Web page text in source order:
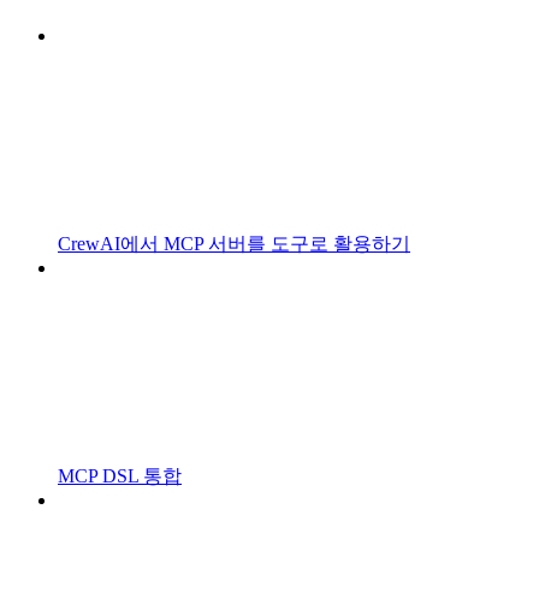
CrewAI에서 MCP 서버를 도구로 활용하기
MCP DSL 통합